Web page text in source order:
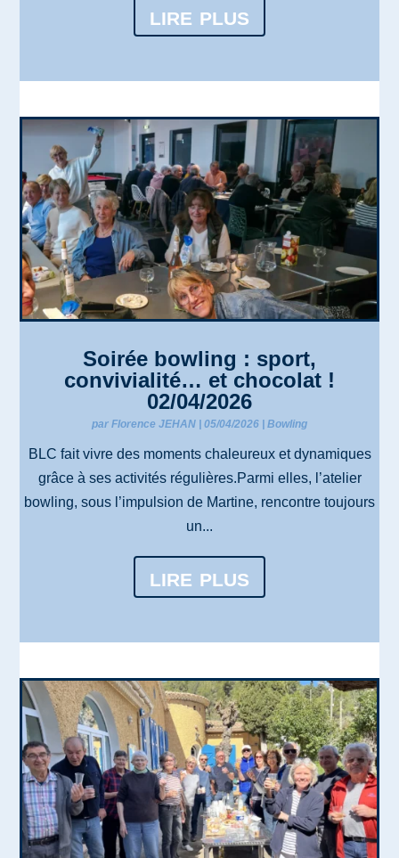
lire plus
Soirée bowling : sport,
convivialité… et chocolat !
02/04/2026
par Florence JEHAN | 05/04/2026 | Bowling
BLC fait vivre des moments chaleureux et dynamiques
grâce à ses activités régulières.Parmi elles, l’atelier
bowling, sous l’impulsion de Martine, rencontre toujours
un...
lire plus